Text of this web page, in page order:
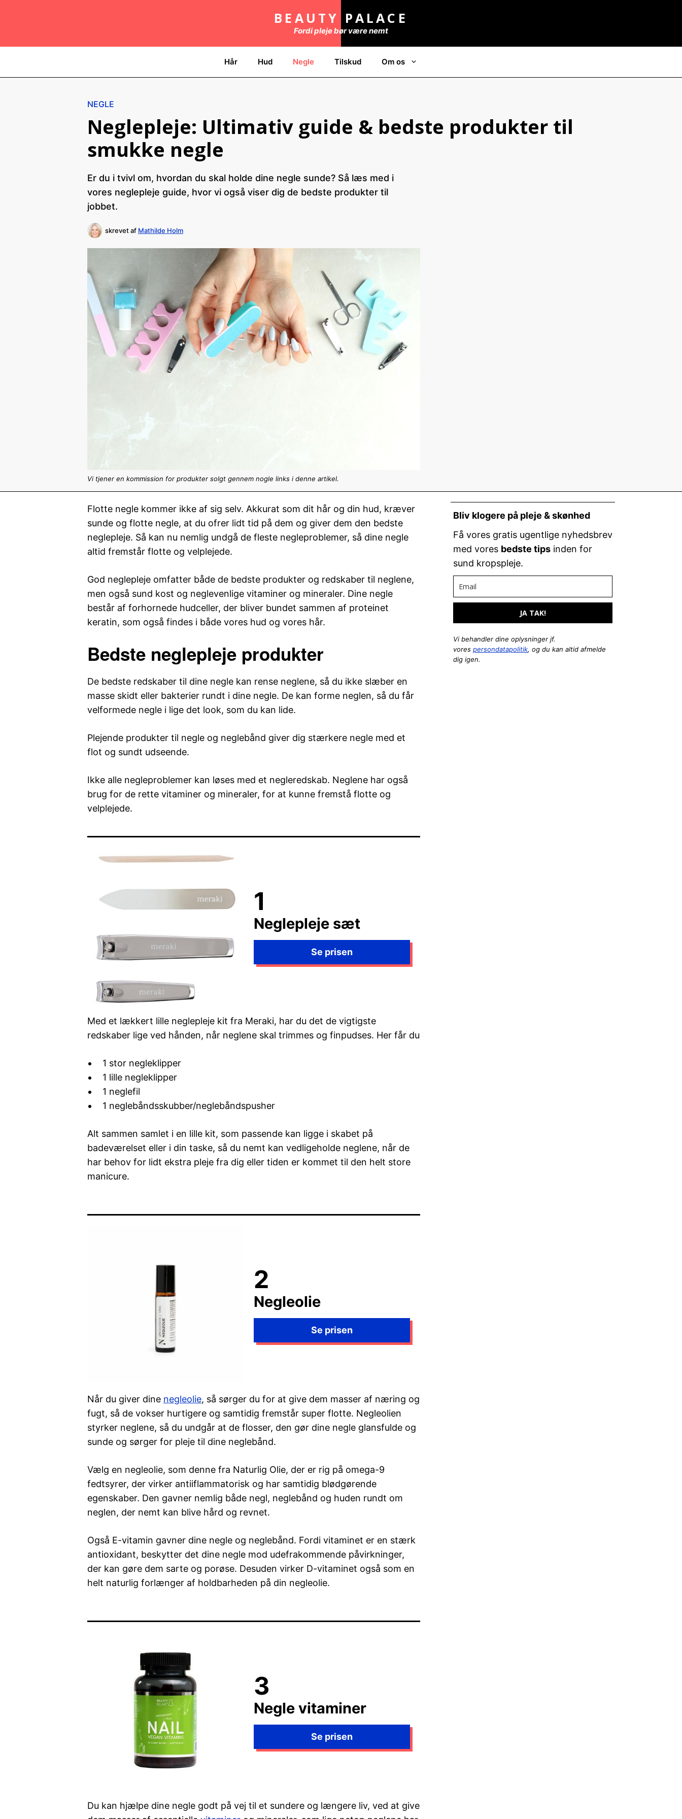
BEAUTY PALACE
Fordi pleje bør være nemt
Hår Hud Negle Tilskud Om os
NEGLE
Neglepleje: Ultimativ guide & bedste produkter til
smukke negle
Er du i tvivl om, hvordan du skal holde dine negle sunde? Så læs med i
vores neglepleje guide, hvor vi også viser dig de bedste produkter til
jobbet.
skrevet af Mathilde Holm
Vi tjener en kommission for produkter solgt gennem nogle links i denne artikel.
Flotte negle kommer ikke af sig selv. Akkurat som dit hår og din hud, kræver
sunde og flotte negle, at du ofrer lidt tid på dem og giver dem den bedste
neglepleje. Så kan nu nemlig undgå de fleste negleproblemer, så dine negle
altid fremstår flotte og velplejede.
God neglepleje omfatter både de bedste produkter og redskaber til neglene,
men også sund kost og neglevenlige vitaminer og mineraler. Dine negle
består af forhornede hudceller, der bliver bundet sammen af proteinet
keratin, som også findes i både vores hud og vores hår.
Bedste neglepleje produkter
De bedste redskaber til dine negle kan rense neglene, så du ikke slæber en
masse skidt eller bakterier rundt i dine negle. De kan forme neglen, så du får
velformede negle i lige det look, som du kan lide.
Plejende produkter til negle og neglebånd giver dig stærkere negle med et
flot og sundt udseende.
Ikke alle negleproblemer kan løses med et negleredskab. Neglene har også
brug for de rette vitaminer og mineraler, for at kunne fremstå flotte og
velplejede.
Neglepleje sæt
Med et lækkert lille neglepleje kit fra Meraki, har du det de vigtigste
redskaber lige ved hånden, når neglene skal trimmes og finpudses. Her får du
1 stor negleklipper
1 lille negleklipper
1 neglefil
1 neglebåndsskubber/neglebåndspusher
Alt sammen samlet i en lille kit, som passende kan ligge i skabet på
badeværelset eller i din taske, så du nemt kan vedligeholde neglene, når de
har behov for lidt ekstra pleje fra dig eller tiden er kommet til den helt store
manicure.
Negleolie
Når du giver dine negleolie, så sørger du for at give dem masser af næring og
fugt, så de vokser hurtigere og samtidig fremstår super flotte. Negleolien
styrker neglene, så du undgår at de flosser, den gør dine negle glansfulde og
sunde og sørger for pleje til dine neglebånd.
Vælg en negleolie, som denne fra Naturlig Olie, der er rig på omega-9
fedtsyrer, der virker antiiflammatorisk og har samtidig blødgørende
egenskaber. Den gavner nemlig både negl, neglebånd og huden rundt om
neglen, der nemt kan blive hård og revnet.
Også E-vitamin gavner dine negle og neglebånd. Fordi vitaminet er en stærk
antioxidant, beskytter det dine negle mod udefrakommende påvirkninger,
der kan gøre dem sarte og porøse. Desuden virker D-vitaminet også som en
helt naturlig forlænger af holdbarheden på din negleolie.
Negle vitaminer
Du kan hjælpe dine negle godt på vej til et sundere og længere liv, ved at give
Bliv klogere på pleje & skønhed
Få vores gratis ugentlige nyhedsbrev
med vores bedste tips inden for
sund kropspleje.
JA TAK!
Vi behandler dine oplysninger jf.
vores persondatapolitik, og du kan altid afmelde
dig igen.